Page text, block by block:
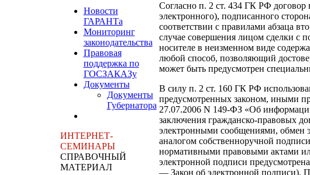
Новости
ГАРАНТа
Мониторинг
законодательства
Правовая
поддержка по
ГОСЗАКАЗу
Документы
Документы
Губернатора
ИНТЕРНЕТ-
СЕМИНАРЫ
СПРАВОЧНЫЙ
МАТЕРИАЛ
Согласно п. 2 ст. 434 ГК РФ договор
электронного), подписанного
соответствии с правилами абзаца
случае совершения лицом сделки с
носителе в неизменном виде
любой способ, позволяющий
может быть предусмотрен
В силу п. 2 ст. 160 ГК РФ
предусмотренных законом, иными
27.07.2006 N 149-ФЗ «Об
заключения гражданско-правовых
электронными сообщениями, обмен
аналогом собственноручной
нормативными правовыми актами
электронной подписи
— Закон об электронной подписи).